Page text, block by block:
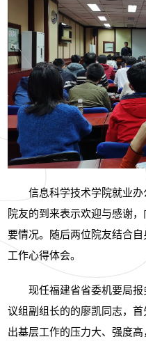
信息科学技术学院就业
院友的到来表示欢迎与感谢
要情况。随后两位院友结合
工作心得体会。
现任福建省省委机要局
议组副组长的的廖凯同志，
出基层工作的压力大、强度